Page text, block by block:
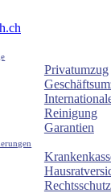
Privatumzug
Reinigung
Garantien